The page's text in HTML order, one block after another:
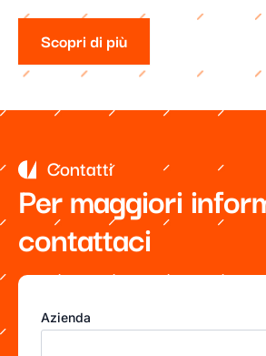
Scopri di più
Contatti
Per maggiori
contattaci
Azienda